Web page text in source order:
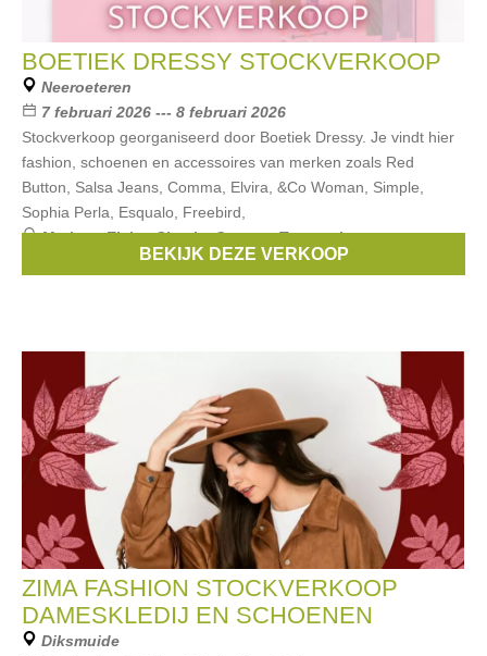
BOETIEK DRESSY STOCKVERKOOP
Neeroeteren
7 februari 2026 --- 8 februari 2026
Stockverkoop georganiseerd door Boetiek Dressy. Je vindt hier
fashion, schoenen en accessoires van merken zoals Red
Button, Salsa Jeans, Comma, Elvira, &Co Woman, Simple,
Sophia Perla, Esqualo, Freebird,
Merken:Elvira,Simple,Comma,Tango shoes,
BEKIJK DEZE VERKOOP
ZIMA FASHION STOCKVERKOOP
DAMESKLEDIJ EN SCHOENEN
Diksmuide